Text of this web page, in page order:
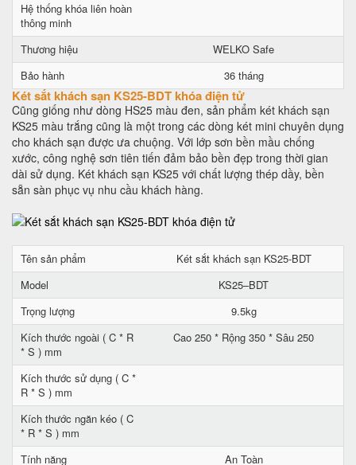
Hệ thống khóa liên hoàn
thông minh
Thương hiệu
WELKO Safe
Bảo hành
36 tháng
Két sắt khách sạn KS25-BDT khóa điện tử
Cũng giống như dòng HS25 màu đen, sản phẩm két khách sạn
KS25 màu trắng cũng là một trong các dòng két mini chuyên dụng
cho khách sạn được ưa chuộng. Với lớp sơn bền mầu chống
xước, công nghệ sơn tiên tiến đảm bảo bền đẹp trong thời gian
dài sử dụng. Két khách sạn KS25 với chất lượng thép dầy, bền
sẵn sàn phục vụ nhu cầu khách hàng.
Tên sản phẩm
Két sắt khách sạn KS25-BDT
Model
KS25–BDT
Trọng lượng
9.5kg
Kích thước ngoài ( C * R
* S ) mm
Cao 250 * Rộng 350 * Sâu 250
Kích thước sử dụng ( C *
R * S ) mm
Kích thước ngăn kéo ( C
* R * S ) mm
Tính năng
An Toàn